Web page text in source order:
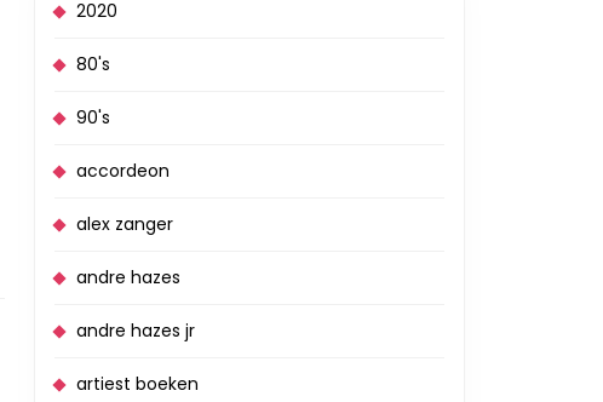
2020
80's
90's
accordeon
alex zanger
andre hazes
andre hazes jr
artiest boeken